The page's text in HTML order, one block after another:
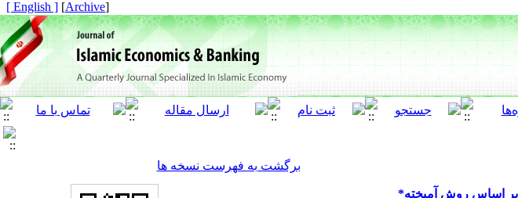
[
Archive
]
[ English ]
برگشت به فهرست نسخه ها
بر اساس روش آمیخته*